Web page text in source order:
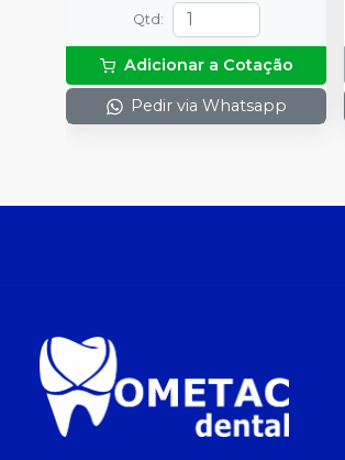
Qtd :
Adicionar a Cotação
Pedir via Whatsapp